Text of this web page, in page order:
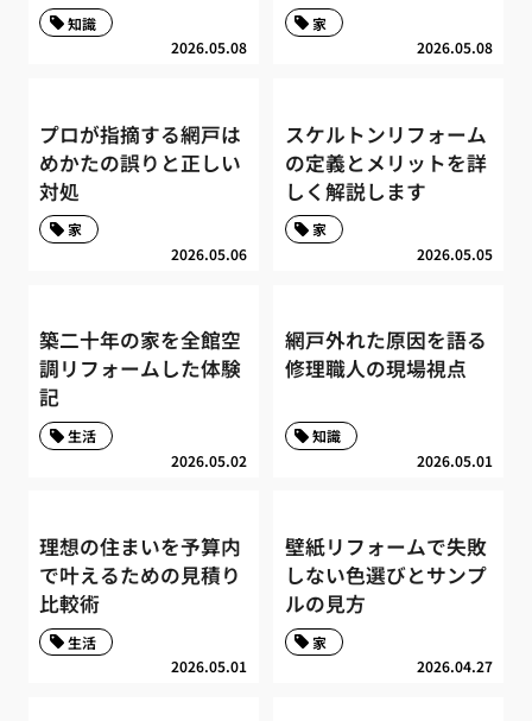
2026.05.08
知識
2026.05.08
家
プロが指摘する網戸は
めかたの誤りと正しい
対処
2026.05.06
家
スケルトンリフォーム
の定義とメリットを詳
しく解説します
2026.05.05
家
築二十年の家を全館空
調リフォームした体験
記
2026.05.02
生活
網戸外れた原因を語る
修理職人の現場視点
2026.05.01
知識
理想の住まいを予算内
で叶えるための見積り
比較術
2026.05.01
生活
壁紙リフォームで失敗
しない色選びとサンプ
ルの見方
2026.04.27
家